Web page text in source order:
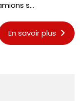
s...
En savoir plus